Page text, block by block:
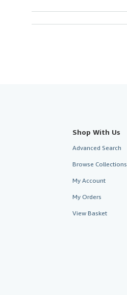
Shop With Us
Advanced Search
Browse Collections
My Account
My Orders
View Basket